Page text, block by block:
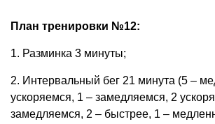
План тренировки №12:
1. Разминка 3 минуты;
2. Интервальный бег 21 минута (5 –
ускоряемся, 1 – замедляемся, 2
замедляемся, 2 – быстрее, 1 –